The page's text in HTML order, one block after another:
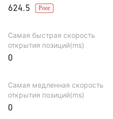
624.5 Poor
Самая быстрая скорость
открытия позиций(ms)
0
Самая медленная скорость
открытия позиций(ms)
0